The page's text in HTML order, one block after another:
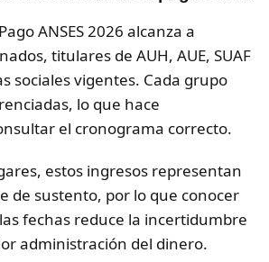
ANSES 2026 alcanza a
titulares de AUH, AUE, SUAF
sociales vigentes. Cada grupo
lo que hace
el cronograma correcto.
estos ingresos representan
de sustento, por lo que conocer
fechas reduce la incertidumbre
administración del dinero.